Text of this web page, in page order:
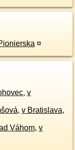
¤
, v
, v Bratislava,
Váhom, v